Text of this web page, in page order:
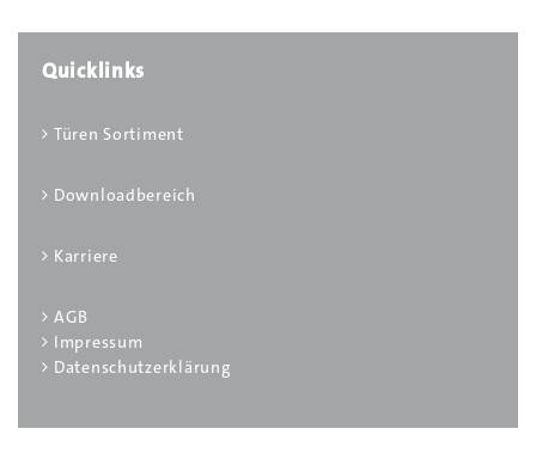
Quicklinks
Türen Sortiment
Downloadbereich
Karriere
AGB
Impressum
Datenschutzerklärung